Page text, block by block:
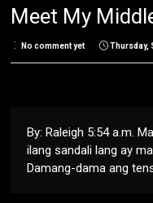
Meet My
No comment yet Thursday,
By: Raleigh 5:54 a.m.
ilang sandali lang ay
Damang-dama ang